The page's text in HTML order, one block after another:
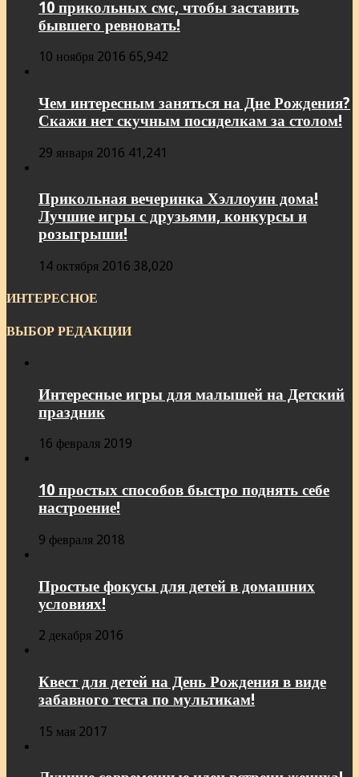
10 прикольных смс, чтобы заставить
бывшего ревновать!
10 ноября 2016 65,942
Чем интересным заняться на Дне Рождения?
Скажи нет скучным посиделкам за столом!
29 января 2016 41,241
Прикольная вечеринка Хэллоуин дома!
Лучшие игры с друзьями, конкурсы и
розыгрыши!
14 октября 2016 38,020
ИНТЕРЕСНОЕ
ВЫБОР РЕДАКЦИИ
Интересные игры для малышей на Детский
праздник
16 февраля 2019
10 простых способов быстро поднять себе
настроение!
9 февраля 2018
Простые фокусы для детей в домашних
условиях!
2 декабря 2016
Квест для детей на День Рождения в виде
забавного теста по мультикам!
15 мая 2017